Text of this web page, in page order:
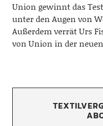
Union gewinnt das
unter den Augen von
Außerdem verrät Urs
von Union in der